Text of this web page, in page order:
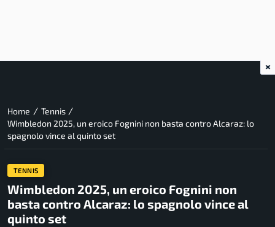
Home / Tennis /
Wimbledon 2025, un eroico Fognini non basta contro Alcaraz: lo
spagnolo vince al quinto set
TENNIS
Wimbledon 2025, un eroico Fognini non
basta contro Alcaraz: lo spagnolo vince al
quinto set
×